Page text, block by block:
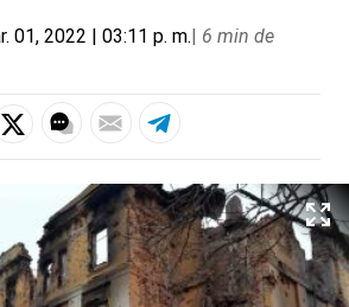
01, 2022 | 03:11 p. m.| 6 min de